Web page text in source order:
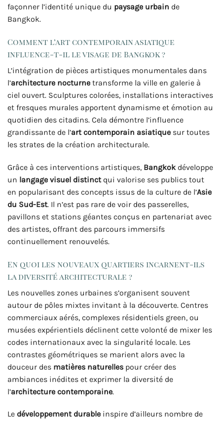
façonner l’identité unique du paysage urbain de
Bangkok.
Comment l’art contemporain asiatique
influence-t-il le visage de Bangkok ?
L’intégration de pièces artistiques monumentales dans
l’architecture nocturne transforme la ville en galerie à
ciel ouvert. Sculptures colorées, installations interactives
et fresques murales apportent dynamisme et émotion au
quotidien des citadins. Cela démontre l’influence
grandissante de l’art contemporain asiatique sur toutes
les strates de la création architecturale.
Grâce à ces interventions artistiques, Bangkokdéveloppe
un langage visuel distinctqui valorise ses publics tout
en popularisant des concepts issus de la culture de l’Asie
du Sud-Est. Il n’est pas rare de voir des passerelles,
pavillons et stations géantes conçus en partenariat avec
des artistes, offrant des parcours immersifs
continuellement renouvelés.
En quoi les nouveaux quartiers incarnent-ils
la diversité architecturale ?
Les nouvelles zones urbaines s’organisent souvent
autour de pôles mixtes invitant à la découverte. Centres
commerciaux aérés, complexes résidentiels green, ou
musées expérientiels déclinent cette volonté de mixer les
codes internationaux avec la singularité locale. Les
contrastes géométriques se marient alors avec la
douceur des matières naturelles pour créer des
ambiances inédites et exprimer la diversité de
l’architecture contemporaine.
Le développement durable inspire d’ailleurs nombre de